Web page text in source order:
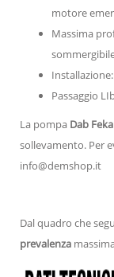
motore
Massima
Passaggio
La pompa Dab
sollevamento. Per
info@demshop.it
Dal quadro che
prevalenza